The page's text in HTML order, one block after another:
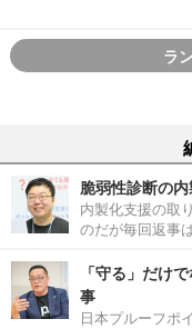
ラ
脆弱性診断の
内製化支援の取
のだが毎回返事
「守る」だけ
事
日本プルーフポ